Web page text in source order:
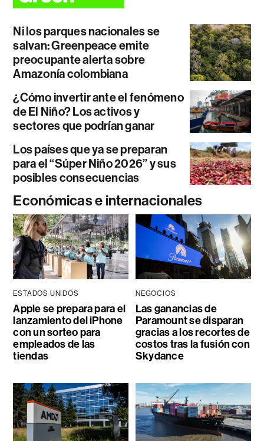
Ni los parques nacionales se
salvan: Greenpeace emite
preocupante alerta sobre
Amazonía colombiana
¿Cómo invertir ante el fenómeno
de El Niño? Los activos y
sectores que podrían ganar
Los países que ya se preparan
para el “Súper Niño 2026” y sus
posibles consecuencias
Económicas e internacionales
ESTADOS UNIDOS
Apple se prepara para el
lanzamiento del iPhone
con un sorteo para
empleados de las
tiendas
NEGOCIOS
Las ganancias de
Paramount se disparan
gracias a los recortes de
costos tras la fusión con
Skydance